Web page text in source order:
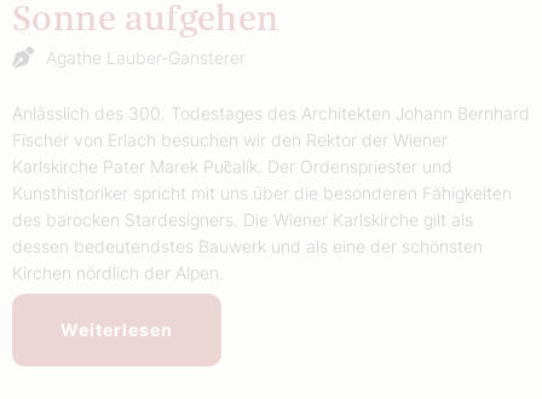
Sonne aufgehen
Agathe Lauber-Gansterer
Anlässlich des 300. Todestages des Architekten Johann Bernhard
Fischer von Erlach besuchen wir den Rektor der Wiener
Karlskirche Pater Marek Puc̃alík. Der Ordenspriester und
Kunsthistoriker spricht mit uns über die besonderen Fähigkeiten
des barocken Stardesigners. Die Wiener Karlskirche gilt als
dessen bedeutendstes Bauwerk und als eine der schönsten
Kirchen nördlich der Alpen.
Weiterlesen